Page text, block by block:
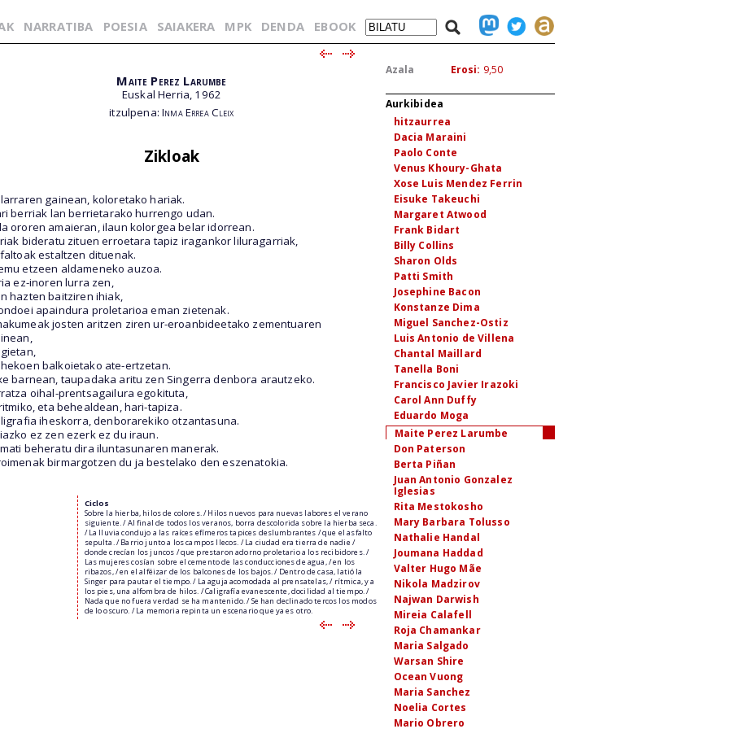
NARRATIBA POESIA SAIAKERA MPK DENDA EBOOK
Azala Erosi: 9,50
Aurkibidea
hitzaurrea
Dacia Maraini
Paolo Conte
Venus Khoury-Ghata
Xose Luis Mendez Ferrin
Eisuke Takeuchi
Margaret Atwood
Frank Bidart
Billy Collins
Sharon Olds
Patti Smith
Josephine Bacon
Konstanze Dima
Miguel Sanchez-Ostiz
Luis Antonio de Villena
Chantal Maillard
Tanella Boni
Francisco Javier Irazoki
Carol Ann Duffy
Eduardo Moga
Maite Perez Larumbe
Don Paterson
Berta Piñan
Juan Antonio Gonzalez
Iglesias
Rita Mestokosho
Mary Barbara Tolusso
Nathalie Handal
Joumana Haddad
Valter Hugo Mãe
Nikola Madzirov
Najwan Darwish
Mireia Calafell
Roja Chamankar
Maria Salgado
Warsan Shire
Ocean Vuong
Maria Sanchez
Noelia Cortes
Mario Obrero
Maite Perez Larumbe
Euskal Herria, 1962
itzulpena:Inma Errea Cleix
Zikloak
gainean, koloretako hariak.
berriak lan berrietarako hurrengo udan.
ororen amaieran, ilaun kolorgea belar idorrean.
bideratu zituen erroetara tapiz iragankor liluragarriak,
estaltzen dituenak.
etzeen aldameneko auzoa.
ez-inoren lurra zen,
hazten baitziren ihiak,
apaindura proletarioa eman zietenak.
josten aritzen ziren ur-eroanbideetako zementuaren
balkoietako ate-ertzetan.
barnean, taupadaka aritu zen Singerra denbora arautzeko.
oihal-prentsagailura egokituta,
eta behealdean, hari-tapiza.
iheskorra, denborarekiko otzantasuna.
ez zen ezerk ez du iraun.
beheratu dira iluntasunaren manerak.
birmargotzen du ja bestelako den eszenatokia.
Ciclos
Sobre la hierba, hilos de colores. / Hilos nuevos para nuevas labores el verano
siguiente. / Al final de todos los veranos, borra descolorida sobre la hierba seca.
/ La lluvia condujo a las raíces efímeros tapices deslumbrantes / que el asfalto
sepulta. / Barrio junto a los campos llecos. / La ciudad era tierra de nadie /
donde crecían los juncos / que prestaron adorno proletario a los recibidores. /
Las mujeres cosían sobre el cemento de las conducciones de agua, / en los
ribazos, / en el alféizar de los balcones de los bajos. / Dentro de casa, latió la
Singer para pautar el tiempo. / La aguja acomodada al prensatelas, / rítmica, y a
los pies, una alfombra de hilos. / Caligrafía evanescente, docilidad al tiempo. /
Nada que no fuera verdad se ha mantenido. / Se han declinado tercos los modos
de lo oscuro. / La memoria repinta un escenario que ya es otro.